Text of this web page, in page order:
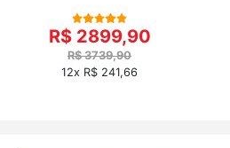
R$ 2899,90
R$ 3739,90
12x R$ 241,66